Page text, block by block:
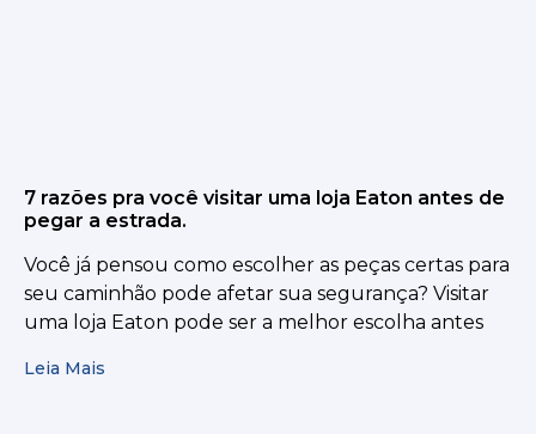
7 razões pra você visitar uma loja Eaton antes de
pegar a estrada.
Você já pensou como escolher as peças certas para
seu caminhão pode afetar sua segurança? Visitar
uma loja Eaton pode ser a melhor escolha antes
Leia Mais